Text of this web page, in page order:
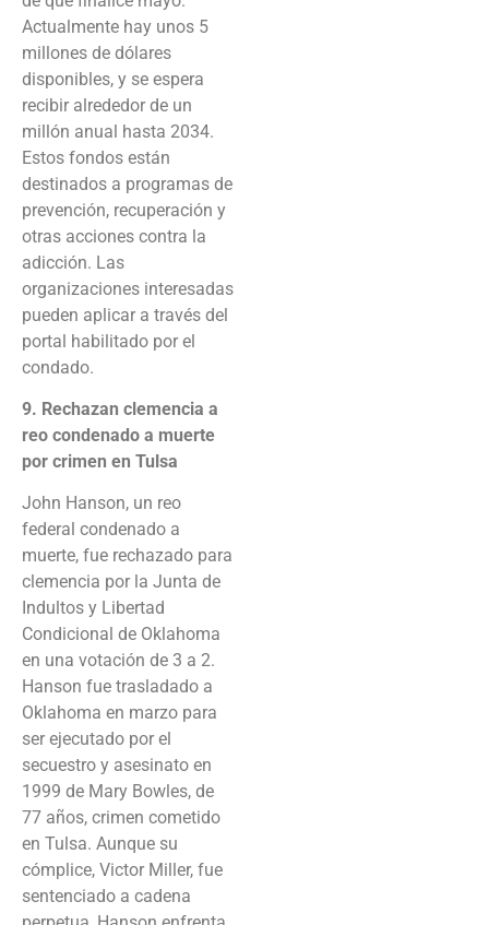
Actualmente hay unos 5
millones de dólares
disponibles, y se espera
recibir alrededor de un
millón anual hasta 2034.
Estos fondos están
destinados a programas de
prevención, recuperación y
otras acciones contra la
adicción. Las
organizaciones interesadas
pueden aplicar a través del
portal habilitado por el
condado.
9. Rechazan clemencia a
reo condenado a muerte
por crimen en Tulsa
John Hanson, un reo
federal condenado a
muerte, fue rechazado para
clemencia por la Junta de
Indultos y Libertad
Condicional de Oklahoma
en una votación de 3 a 2.
Hanson fue trasladado a
Oklahoma en marzo para
ser ejecutado por el
secuestro y asesinato en
1999 de Mary Bowles, de
77 años, crimen cometido
en Tulsa. Aunque su
cómplice, Victor Miller, fue
sentenciado a cadena